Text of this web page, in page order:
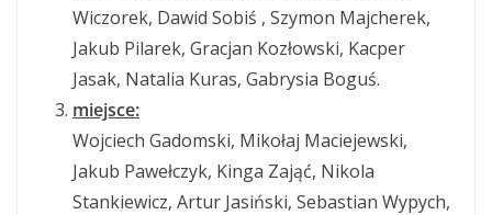
Wiczorek, Dawid Sobiś , Szymon Majcherek,
Jakub Pilarek, Gracjan Kozłowski, Kacper
Jasak, Natalia Kuras, Gabrysia Boguś.
miejsce:
Wojciech Gadomski, Mikołaj Maciejewski,
Jakub Pawełczyk, Kinga Zająć, Nikola
Stankiewicz, Artur Jasiński, Sebastian Wypych,